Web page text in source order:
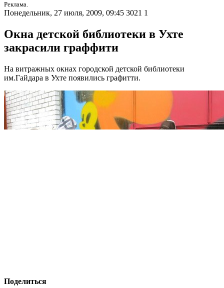
Реклама.
Понедельник, 27 июля, 2009, 09:45 3021 1
Окна детской библиотеки в Ухте
закрасили граффити
На витражных окнах городской детской библиотеки
им.Гайдара в Ухте появились графитти.
Поделиться